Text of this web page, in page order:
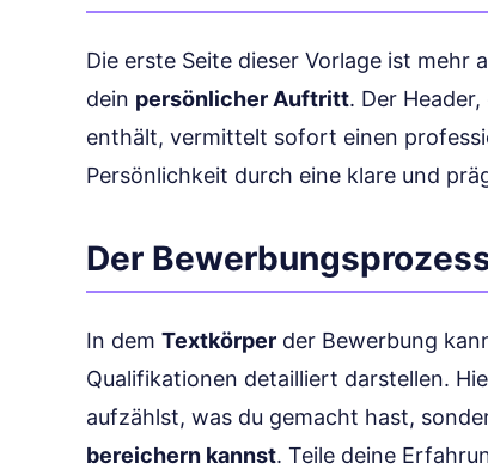
Die erste Seite dieser Vorlage ist mehr
dein persönlicher Auftritt. Der
enthält, vermittelt sofort einen
Persönlichkeit durch eine klare und
Der
In dem Textkörper der Bewerbung
Qualifikationen detailliert darstellen.
aufzählst, was du gemacht hast,
bereichern kannst. Teile deine